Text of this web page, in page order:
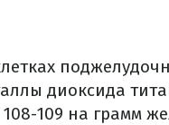
диоксида
109 на грамм